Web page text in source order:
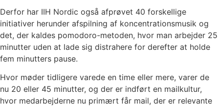
Derfor har IIH Nordic også afprøvet 40 forskellige
initiativer herunder afspilning af koncentrationsmusik og
det, der kaldes pomodoro-metoden, hvor man arbejder 25
minutter uden at lade sig distrahere for derefter at holde
fem minutters pause.
Hvor møder tidligere varede en time eller mere, varer de
nu 20 eller 45 minutter, og der er indført en mailkultur,
hvor medarbejderne nu primært får mail, der er relevante